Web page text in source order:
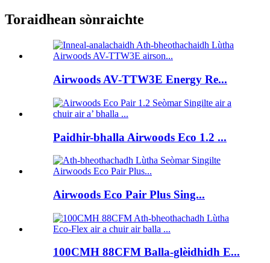
Toraidhean sònraichte
Airwoods AV-TTW3E Energy Re...
Paidhir-bhalla Airwoods Eco 1.2 ...
Airwoods Eco Pair Plus Sing...
100CMH 88CFM Balla-glèidhidh E...